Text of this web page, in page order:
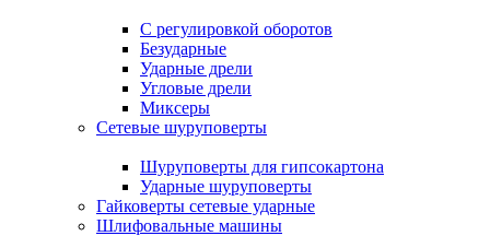
С регулировкой оборотов
Безударные
Ударные дрели
Угловые дрели
Миксеры
Сетевые шуруповерты
Шуруповерты для гипсокартона
Ударные шуруповерты
Гайковерты сетевые ударные
Шлифовальные машины